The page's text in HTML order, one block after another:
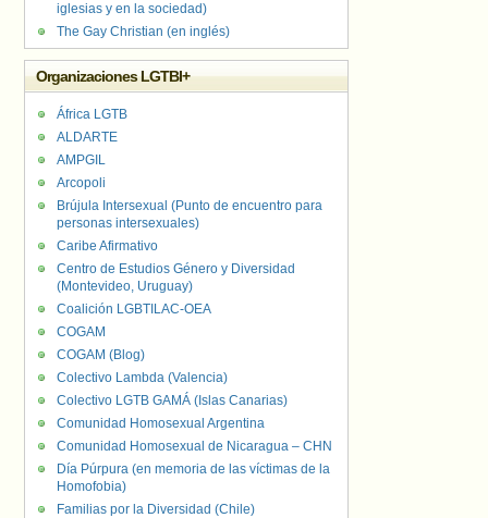
iglesias y en la sociedad)
The Gay Christian (en inglés)
Organizaciones LGTBI+
África LGTB
ALDARTE
AMPGIL
Arcopoli
Brújula Intersexual (Punto de encuentro para
personas intersexuales)
Caribe Afirmativo
Centro de Estudios Género y Diversidad
(Montevideo, Uruguay)
Coalición LGBTILAC-OEA
COGAM
COGAM (Blog)
Colectivo Lambda (Valencia)
Colectivo LGTB GAMÁ (Islas Canarias)
Comunidad Homosexual Argentina
Comunidad Homosexual de Nicaragua – CHN
Día Púrpura (en memoria de las víctimas de la
Homofobia)
Familias por la Diversidad (Chile)